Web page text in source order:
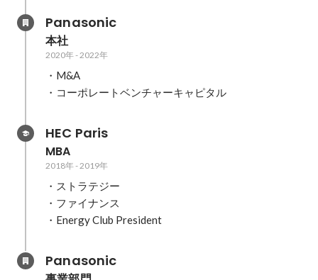
Panasonic
本社
2020年-2022年
・M&A
・コーポレートベンチャーキャピタル
HEC Paris
MBA
2018年-2019年
・ストラテジー
・ファイナンス
・Energy Club President
Panasonic